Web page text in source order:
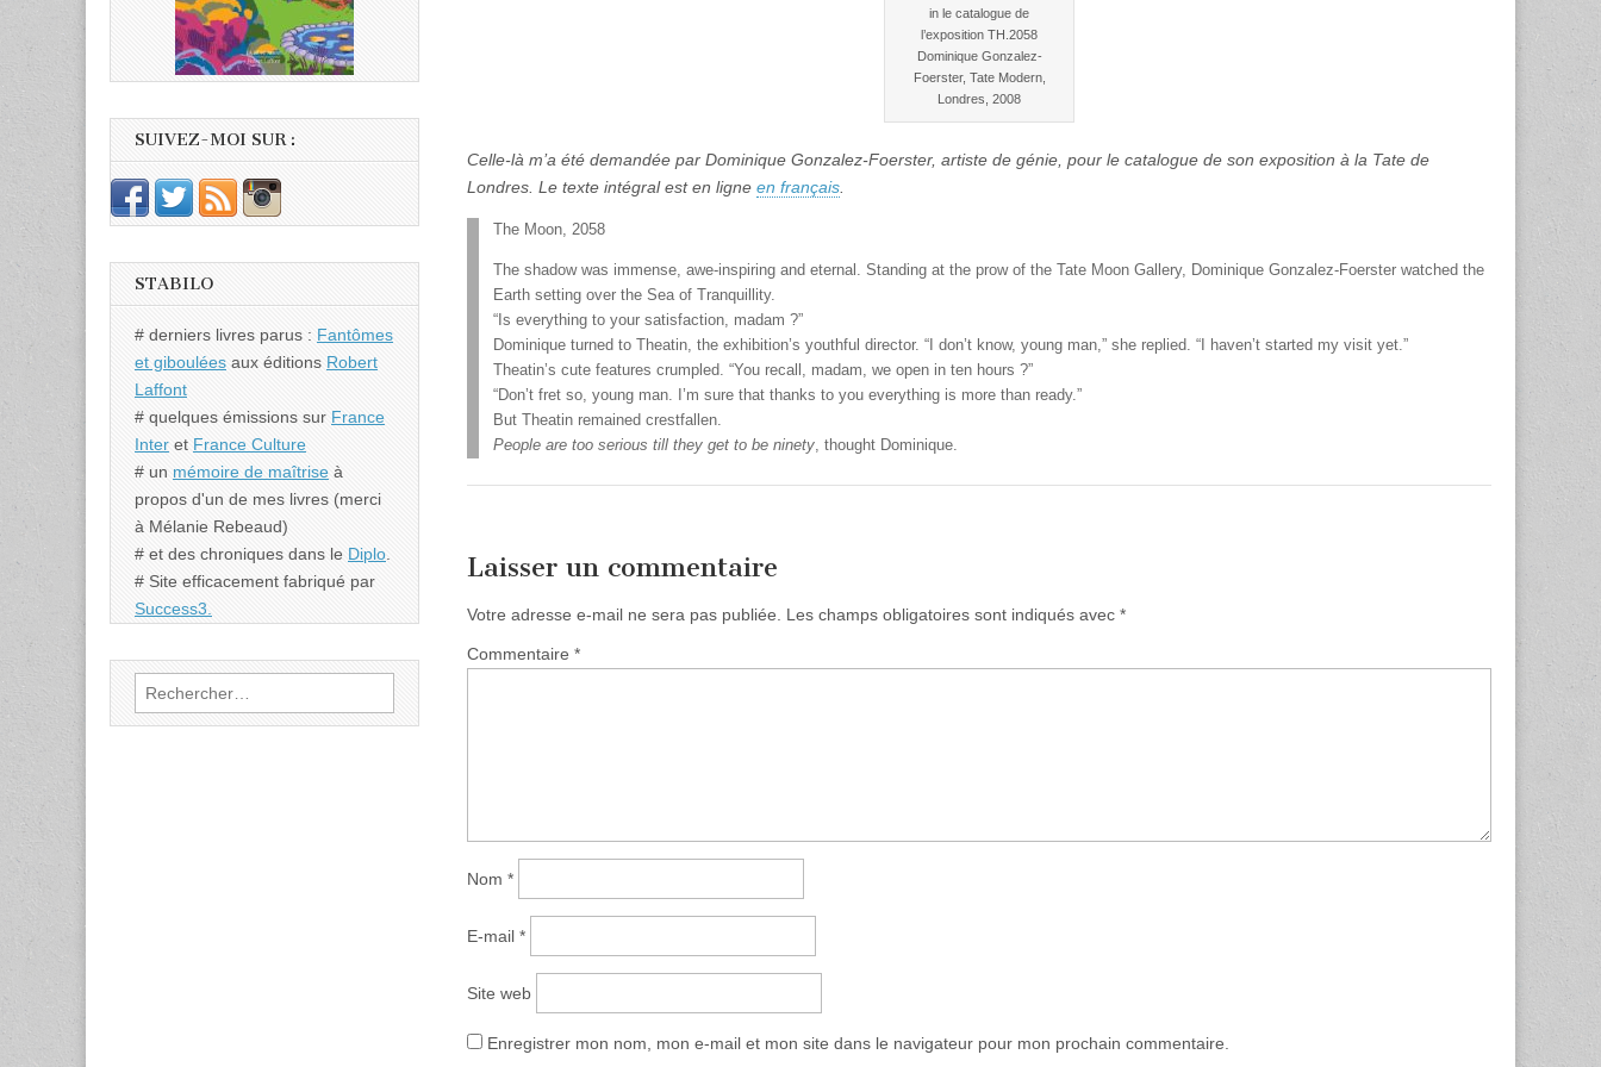
in le catalogue de
l’exposition TH.2058
Dominique Gonzalez-
Foerster, Tate Modern,
Londres, 2008
Celle-là m’a été demandée par Dominique Gonzalez-Foerster, artiste de génie, pour le catalogue de son exposition à la Tate de
Londres. Le texte intégral est en ligne en français
The Moon, 2058
The shadow was immense, awe-inspiring and eternal. Standing at the prow of the Tate Moon Gallery, Dominique Gonzalez-Foerster watched the
Earth setting over the Sea of Tranquillity.
“Is everything to your satisfaction, madam ?”
Dominique turned to Theatin, the exhibition’s youthful director. “I don’t know, young man,” she replied. “I haven’t started my visit yet.”
Theatin’s cute features crumpled. “You recall, madam, we open in ten hours ?”
“Don’t fret so, young man. I’m sure that thanks to you everything is more than ready.”
But Theatin remained crestfallen.
People are too serious till they get to be ninety , thought Dominique.
Laisser un commentaire
Votre adresse e-mail ne sera pas publiée. Les champs obligatoires sont indiqués avec *
Commentaire *
Nom *
E-mail *
Site web
Enregistrer mon nom, mon e-mail et mon site dans le navigateur pour mon prochain commentaire.
SUIVEZ-MOI SUR :
STABILO
# derniers livres parus : Fantômes
et giboulées aux éditions Robert
Laffont
# quelques émissions sur France
Inter et France Culture
# un mémoire de maîtrise à
propos d'un de mes livres (merci
à Mélanie Rebeaud)
# et des chroniques dans le Diplo
# Site efficacement fabriqué par
Success3.
Rechercher :